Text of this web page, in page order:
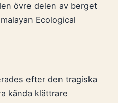
övre delen av berget
Ecological
efter den tragiska
kända klättrare